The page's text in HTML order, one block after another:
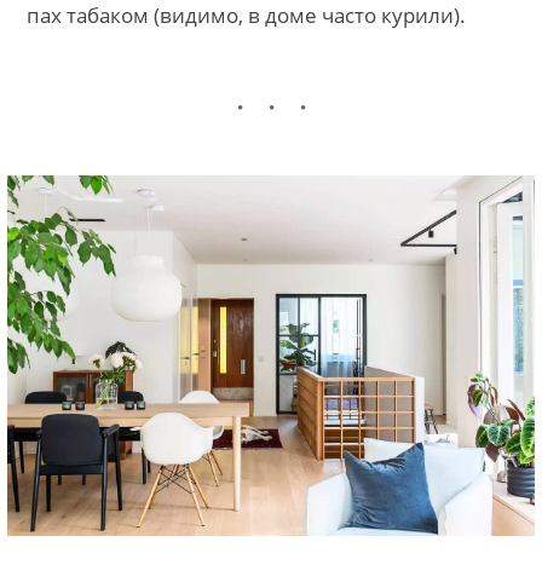
пах табаком (видимо, в доме часто курили).